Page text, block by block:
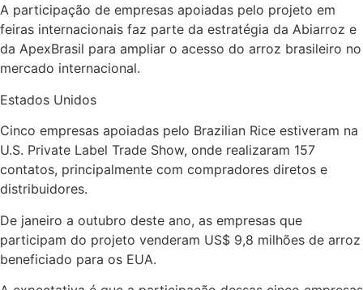
A participação de empresas apoiadas pelo projeto em
feiras internacionais faz parte da estratégia da Abiarroz e
da ApexBrasil para ampliar o acesso do arroz brasileiro no
mercado internacional.
Estados Unidos
Cinco empresas apoiadas pelo Brazilian Rice estiveram na
U.S. Private Label Trade Show, onde realizaram 157
contatos, principalmente com compradores diretos e
distribuidores.
De janeiro a outubro deste ano, as empresas que
participam do projeto venderam US$ 9,8 milhões de arroz
beneficiado para os EUA.